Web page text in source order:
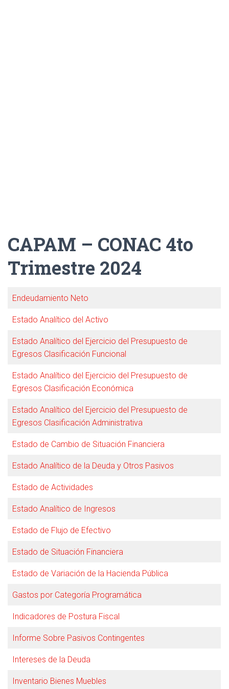
CAPAM – CONAC 4to
Trimestre 2024
Endeudamiento Neto
Estado Analítico del Activo
Estado Analítico del Ejercicio del Presupuesto de
Egresos Clasificación Funcional
Estado Analítico del Ejercicio del Presupuesto de
Egresos Clasificación Económica
Estado Analítico del Ejercicio del Presupuesto de
Egresos Clasificación Administrativa
Estado de Cambio de Situación Financiera
Estado Analítico de la Deuda y Otros Pasivos
Estado de Actividades
Estado Analítico de Ingresos
Estado de Flujo de Efectivo
Estado de Situación Financiera
Estado de Variación de la Hacienda Pública
Gastos por Categoría Programática
Indicadores de Postura Fiscal
Informe Sobre Pasivos Contingentes
Intereses de la Deuda
Inventario Bienes Muebles